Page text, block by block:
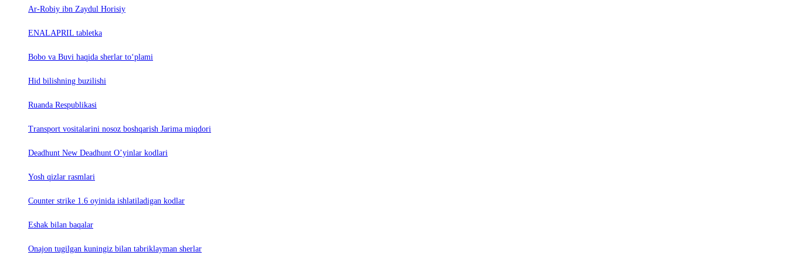
Ar-Robiy ibn Zaydul Horisiy
ENALAPRIL tabletka
Bobo va Buvi haqida sherlar to‘plami
Hid bilishning buzilishi
Ruanda Respublikasi
Trаnsport vositаlаrini nosoz boshqаrish Jаrimа miqdori
Deadhunt New Deadhunt O’yinlar kodlari
Yosh qizlar rasmlari
Counter strike 1.6 oyinida ishlatiladigan kodlar
Eshak bilan baqalar
Onajon tugilgan kuningiz bilan tabriklayman sherlar